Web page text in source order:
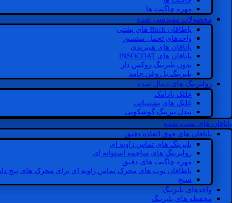
مهره چاگنت ها
محصولات مهندسی شده
یاطاقان Back های پشتی
واحدهای تحمل سنسور
یاتاقان های هیبریدی
یاتاقان های INSOCOAT
بدون بلبرینگ روکش دار
بلبرینگ با روغن جامد
رولبرینگ های دنبال شده
غلتک بادامک
غلتک های پشتیبانی
نیدل بیرینگ گوشکوبی
یاتاقان های نصب شده
یاتاقان های فوق العاده دقیق
بلبرینگ های تماس زاویه ای
رولبرینگ های ساچمه استوانه ای
مهره چاگنت های دقیق
یاطاقان توپ های محرک تماس زاویه ای برای محرک های پیچ دار
سنج
واحدهای بلبرینگ
محفظه های بلبرینگ